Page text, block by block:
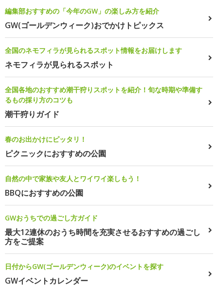
編集部おすすめの「今年のGW」の楽しみ方を紹介
GW(ゴールデンウィーク)おでかけトピックス
全国のネモフィラが見られるスポット情報をお届けします
ネモフィラが見られるスポット
全国各地のおすすめ潮干狩りスポットを紹介！旬な時期や準備す
るもの採り方のコツも
潮干狩りガイド
春のお出かけにピッタリ！
ピクニックにおすすめの公園
自然の中で家族や友人とワイワイ楽しもう！
BBQにおすすめの公園
GWおうちでの過ごし方ガイド
最大12連休のおうち時間を充実させるおすすめの過ごし
方をご提案
日付からGW(ゴールデンウィーク)のイベントを探す
GWイベントカレンダー